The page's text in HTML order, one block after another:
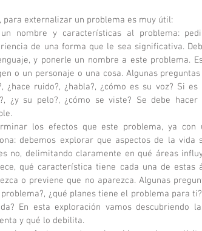
para externalizar un problema es muy útil:
nombre y características al problema:
de una forma que le sea significativa.
y ponerle un nombre a este problema.
o un personaje o una cosa. Algunas
¿hace ruido?, ¿habla?, ¿cómo es su voz? Si
¿y su pelo?, ¿cómo se viste? Se debe
los efectos que este problema, ya
debemos explorar que aspectos de la
no, delimitando claramente en qué áreas
qué característica tiene cada una de estas
o previene que no aparezca. Algunas
¿qué planes tiene el problema para
En esta exploración vamos descubriendo
y qué lo debilita.